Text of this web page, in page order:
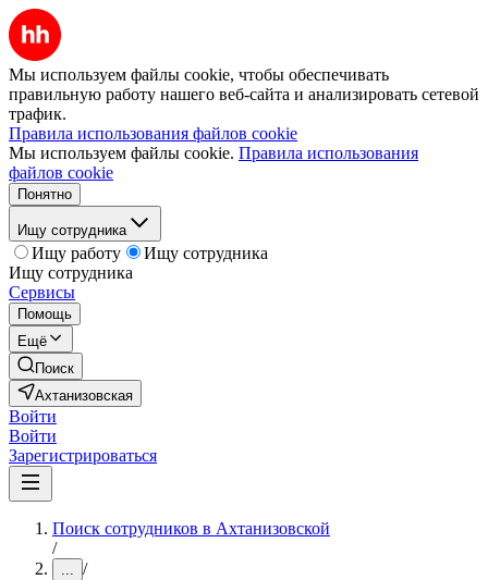
Мы используем файлы cookie, чтобы обеспечивать
правильную работу нашего веб-сайта и анализировать сетевой
трафик.
Правила использования файлов cookie
Мы используем файлы cookie. Правила использования
файлов cookie
Понятно
Ищу сотрудника
Ищу работу
Ищу сотрудника
Ищу сотрудника
Сервисы
Помощь
Ещё
Поиск
Ахтанизовская
Войти
Войти
Зарегистрироваться
Поиск сотрудников в Ахтанизовской
/
... /